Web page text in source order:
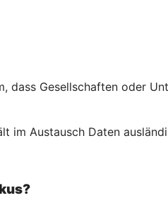
dass Gesellschaften oder
im Austausch Daten